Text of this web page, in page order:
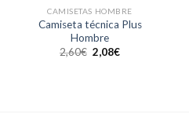
CAMISETAS HOMBRE
Camiseta técnica Plus
Hombre
2,60€ 2,08€